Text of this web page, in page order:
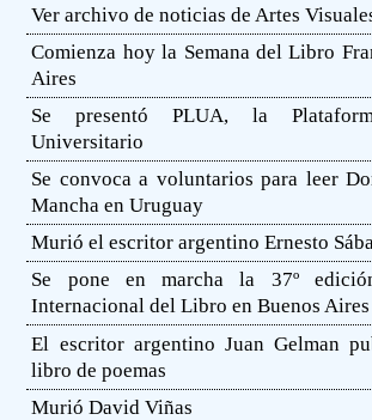
Ver archivo de noticias de Artes
Comienza hoy la Semana del Libro
Aires
Se presentó PLUA, la
Universitario
Se convoca a voluntarios para leer
Mancha en Uruguay
Murió el escritor argentino Ernesto
Se pone en marcha la 37º
Internacional del Libro en Buenos Aires
El escritor argentino Juan Gelman
libro de poemas
Murió David Viñas